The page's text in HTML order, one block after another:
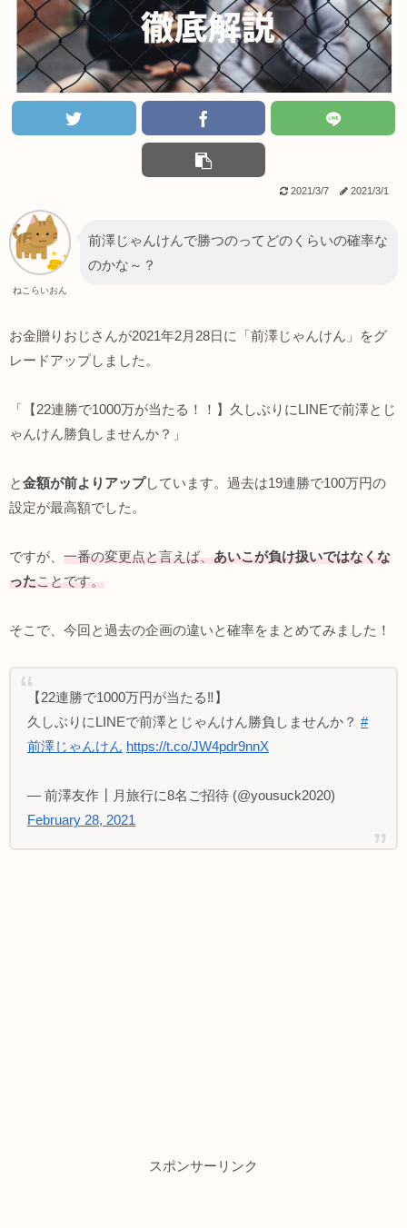
2021/3/7 2021/3/1
ねこらいおん
前澤じゃんけんで勝つのってどのくらいの確率な
のかな～？
お金贈りおじさんが2021年2月28日に「前澤じゃんけん」をグ
レードアップしました。
「【22連勝で1000万が当たる！！】久しぶりにLINEで前澤とじ
ゃんけん勝負しませんか？」
と金額が前よりアップしています。過去は19連勝で100万円の
設定が最高額でした。
ですが、 一番の変更点と言えば、あいこが負け扱いではなくな
ったことです。
そこで、今回と過去の企画の違いと確率をまとめてみました！
【22連勝で1000万円が当たる‼️】
久しぶりにLINEで前澤とじゃんけん勝負しませんか？ #
前澤じゃんけん https://t.co/JW4pdr9nnX
— 前澤友作┃月旅行に8名ご招待 (@yousuck2020)
February 28, 2021
スポンサーリンク